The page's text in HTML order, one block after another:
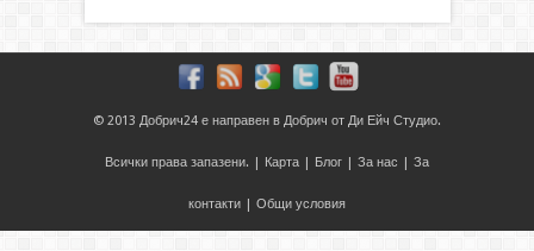
© 2013 Добрич24 е направен в Добрич от Ди Ейч Студио.
Всички права запазени. | Карта Блог За нас За
контакти Общи условия